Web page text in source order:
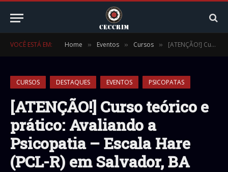
VOCÊ ESTÁ EM: Home » Eventos » Cursos » [ATENÇÃO!] Curso teórico e prático: Avaliando a Psicopatia – Escala Hare (PCL-R) em Salvador, BA
CURSOS DESTAQUES EVENTOS PSICOPATAS
[ATENÇÃO!] Curso teórico e
prático: Avaliando a
Psicopatia – Escala Hare
(PCL-R) em Salvador, BA